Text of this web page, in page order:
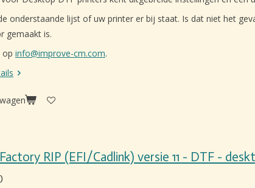
onderstaande lijst of uw printer er bij staat. Is dat niet het
gemaakt is.
op info@improve-cm.com.
RIP (EFI/Cadlink) versie 11 - DTF -